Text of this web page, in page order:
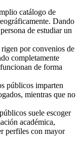
catálogo de
Dando
de estudiar un
por convenios de
completamente
de forma
públicos imparten
mientras que no
suele escoger
académica,
perfiles con mayor